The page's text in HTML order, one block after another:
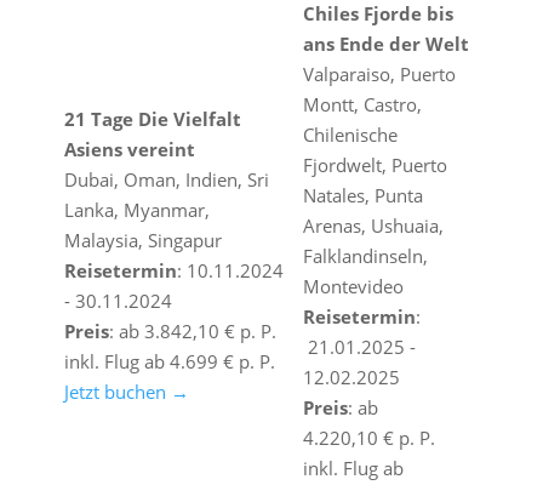
21 Tage Die Vielfalt
Asiens vereint
Dubai, Oman, Indien, Sri
Lanka, Myanmar,
Malaysia, Singapur
Reisetermin: 10.11.2024
- 30.11.2024
Preis: ab 3.842,10 € p. P.
inkl. Flug ab 4.699 € p. P.
Jetzt buchen →
Chiles Fjorde bis
ans Ende der Welt
Valparaiso, Puerto
Montt, Castro,
Chilenische
Fjordwelt, Puerto
Natales, Punta
Arenas, Ushuaia,
Falklandinseln,
Montevideo
Reisetermin:
21.01.2025 -
12.02.2025
Preis: ab
4.220,10 € p. P.
inkl. Flug ab